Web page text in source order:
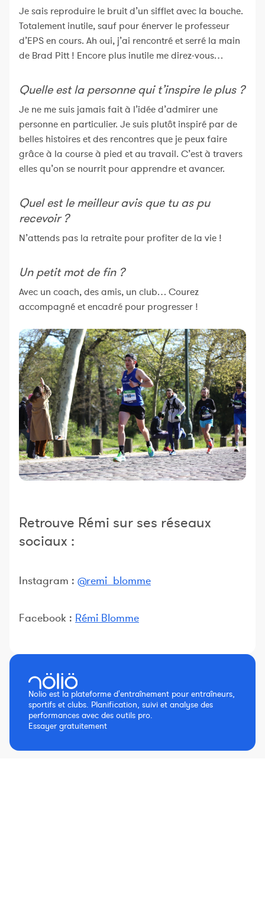
Je sais reproduire le bruit d’un sifflet avec la bouche.
Totalement inutile, sauf pour énerver le professeur
d’EPS en cours. Ah oui, j’ai rencontré et serré la main
de Brad Pitt ! Encore plus inutile me direz-vous…
Quelle est la personne qui t’inspire le plus ?
Je ne me suis jamais fait à l’idée d’admirer une
personne en particulier. Je suis plutôt inspiré par de
belles histoires et des rencontres que je peux faire
grâce à la course à pied et au travail. C’est à travers
elles qu’on se nourrit pour apprendre et avancer.
Quel est le meilleur avis que tu as pu
recevoir ?
N’attends pas la retraite pour profiter de la vie !
Un petit mot de fin ?
Avec un coach, des amis, un club… Courez
accompagné et encadré pour progresser !
Retrouve Rémi sur ses réseaux
sociaux :
Instagram : @remi_blomme
Facebook : Rémi Blomme
Nolio est la plateforme d'entraînement pour entraîneurs,
sportifs et clubs. Planification, suivi et analyse des
performances avec des outils pro.
Essayer gratuitement